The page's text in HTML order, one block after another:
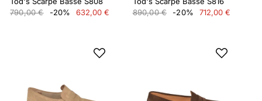
790,00 €
-20% 632,00 €
890,00 €
-20% 712,00 €